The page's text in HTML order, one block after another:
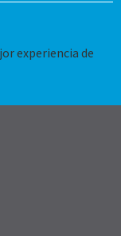
experiencia de